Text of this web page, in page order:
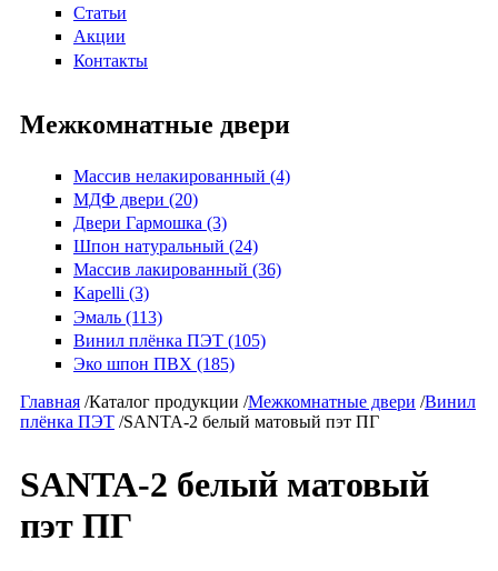
Статьи
Акции
Контакты
Межкомнатные двери
Массив нелакированный (4)
МДФ двери (20)
Двери Гармошка (3)
Шпон натуральный (24)
Массив лакированный (36)
Kapelli (3)
Эмаль (113)
Винил плёнка ПЭТ (105)
Эко шпон ПВХ (185)
Главная /Каталог продукции /Межкомнатные двери /Винил
плёнка ПЭТ /SANTA-2 белый матовый пэт ПГ
SANTA-2 белый матовый
пэт ПГ